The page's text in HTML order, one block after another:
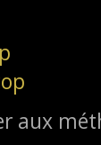
aux